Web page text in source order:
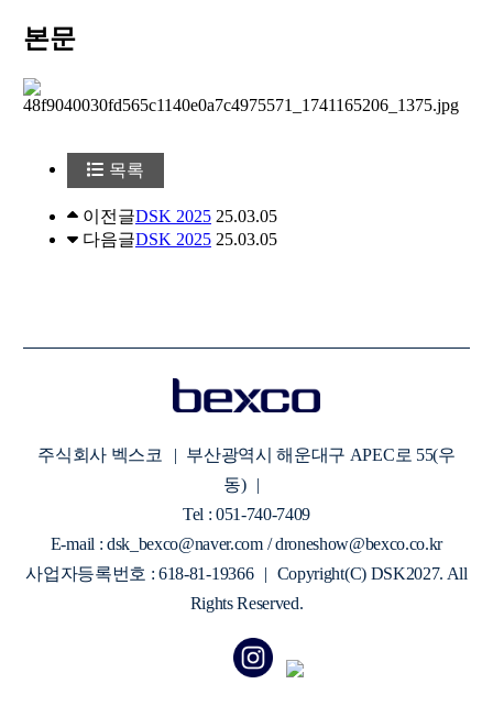
본문
목록
이전글DSK 2025 25.03.05
다음글DSK 2025 25.03.05
주식회사 벡스코 | 부산광역시 해운대구 APEC로 55(우
동)
|
Tel : 051-740-7409
E-mail : dsk_bexco@naver.com / droneshow@bexco.co.kr
사업자등록번호 : 618-81-19366
| Copyright(C) DSK2027. All
Rights Reserved.